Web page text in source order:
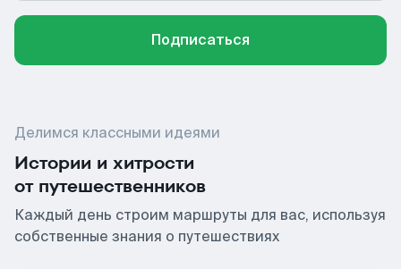
Подписаться
Делимся классными идеями
Истории и хитрости
от путешественников
Каждый день строим маршруты для вас, используя
собственные знания о путешествиях